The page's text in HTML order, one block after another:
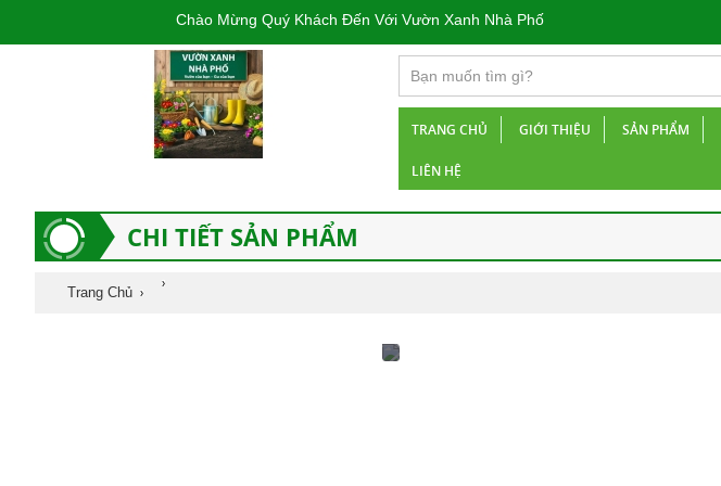
Chào Mừng Quý Khách Đến Với Vườn Xanh Nhà Phố
TRANG CHỦ GIỚI THIỆU SẢN PHẨM
LIÊN HỆ
CHI TIẾT SẢN PHẨM
Trang Chủ